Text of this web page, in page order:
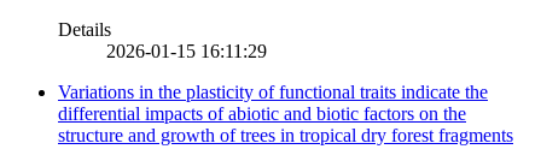
Details
2026-01-15 16:11:29
Variations in the plasticity of functional traits indicate the
differential impacts of abiotic and biotic factors on the
structure and growth of trees in tropical dry forest fragments